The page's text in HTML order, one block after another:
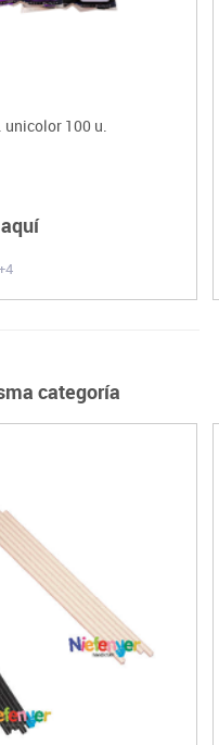
100 u.
categoría